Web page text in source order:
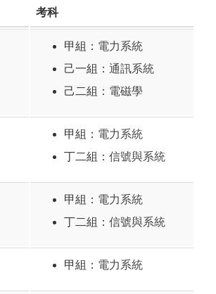
考科
甲組： 電力系統
己一組： 通訊系統
己二組： 電磁學
甲組： 電力系統
丁二組： 信號與系統
甲組： 電力系統
丁二組： 信號與系統
甲組： 電力系統